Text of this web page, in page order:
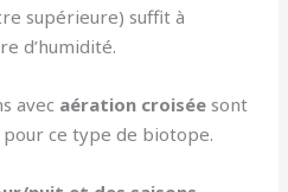
supérieure) suffit à
d’humidité.
avec aération croisée sont
ce type de biotope.